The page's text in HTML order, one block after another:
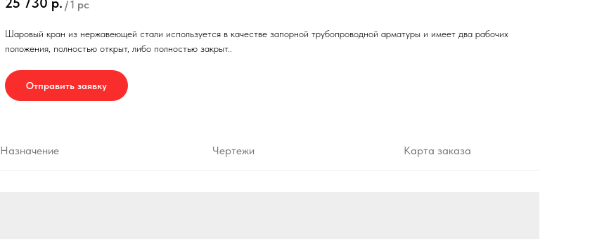
/1 pc
Шаровый кран из нержавеющей стали используется в качестве запорной трубопроводной арматуры и имеет два рабочих
положения, полностью открыт, либо полностью закрыт..
Отправить заявку
Назначение Чертежи Карта заказа